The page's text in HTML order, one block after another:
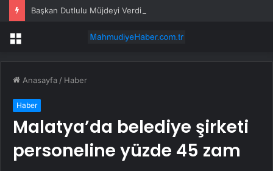
Menü
Anasayfa / Haber
Haber
Malatya’da belediye şirketi
personeline yüzde 45 zam